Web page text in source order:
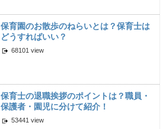
保育園のお散歩のねらいとは？保育士は
どうすればいい？
68101 view
保育士の退職挨拶のポイントは？職員・
保護者・園児に分けて紹介！
53441 view